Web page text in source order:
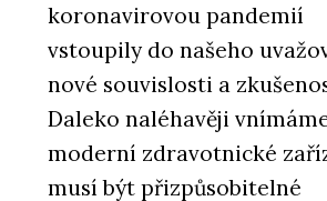
koronavirovou pandemií
vstoupily do našeho
nové souvislosti a
Daleko naléhavěji
moderní zdravotnické
musí být přizpůsobitelné